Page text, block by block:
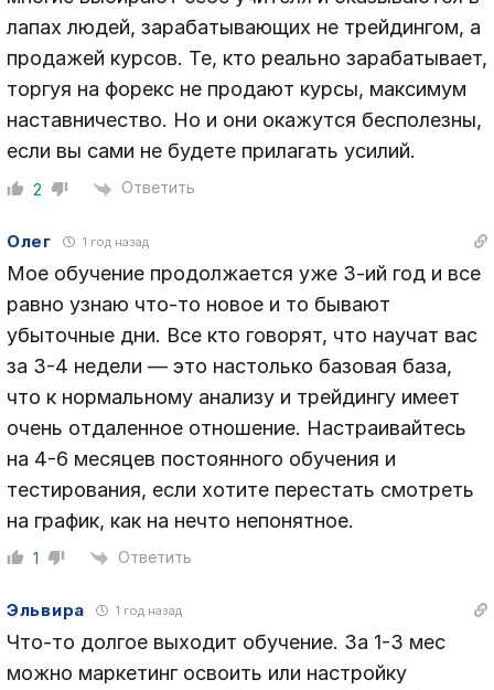
лапах людей, зарабатывающих не трейдингом, а
продажей курсов. Те, кто реально зарабатывает,
торгуя на форекс не продают курсы, максимум
наставничество. Но и они окажутся бесполезны,
если вы сами не будете прилагать усилий.
2 Ответить
Олег 1 год назад
Мое обучение продолжается уже 3-ий год и все
равно узнаю что-то новое и то бывают
убыточные дни. Все кто говорят, что научат вас
за 3-4 недели — это настолько базовая база,
что к нормальному анализу и трейдингу имеет
очень отдаленное отношение. Настраивайтесь
на 4-6 месяцев постоянного обучения и
тестирования, если хотите перестать смотреть
на график, как на нечто непонятное.
1 Ответить
Эльвира 1 год назад
Что-то долгое выходит обучение. За 1-3 мес
можно маркетинг освоить или настройку